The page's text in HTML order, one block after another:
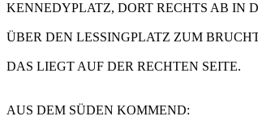
KENNEDYPLATZ, DORT RECHTS AB IN
ÜBER DEN LESSINGPLATZ ZUM
DAS LIEGT AUF DER RECHTEN SEITE.
AUS DEM SÜDEN KOMMEND: